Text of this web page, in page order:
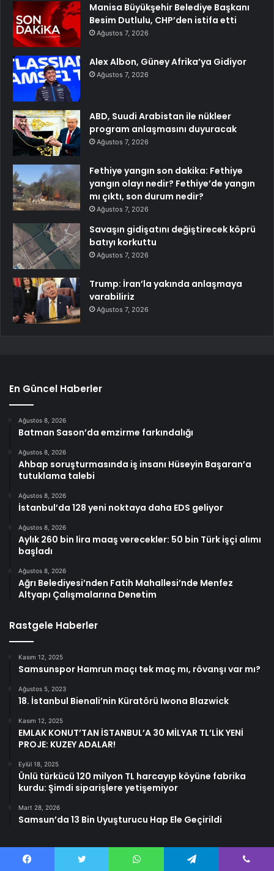
Manisa Büyükşehir Belediye Başkanı
Besim Dutlulu, CHP’den istifa etti
Ağustos 7, 2026
Alex Albon, Güney Afrika’ya Gidiyor
Ağustos 7, 2026
ABD, Suudi Arabistan ile nükleer
program anlaşmasını duyuracak
Ağustos 7, 2026
Fethiye yangın son dakika: Fethiye
yangın olayı nedir? Fethiye’de yangın
mı çıktı, son durum nedir?
Ağustos 7, 2026
Savaşın gidişatını değiştirecek köprü
batıyı korkuttu
Ağustos 7, 2026
Trump: İran’la yakında anlaşmaya
varabiliriz
Ağustos 7, 2026
En Güncel Haberler
Ağustos 8, 2026
Batman Sason’da emzirme farkındalığı
Ağustos 8, 2026
Ahbap soruşturmasında iş insanı Hüseyin Başaran’a
tutuklama talebi
Ağustos 8, 2026
İstanbul’da 128 yeni noktaya daha EDS geliyor
Ağustos 8, 2026
Aylık 260 bin lira maaş verecekler: 50 bin Türk işçi alımı
başladı
Ağustos 8, 2026
Ağrı Belediyesi’nden Fatih Mahallesi’nde Menfez
Altyapı Çalışmalarına Denetim
Rastgele Haberler
Kasım 12, 2025
Samsunspor Hamrun maçı tek maç mı, rövanşı var mı?
Ağustos 5, 2023
18. İstanbul Bienali’nin Küratörü Iwona Blazwick
Kasım 12, 2025
EMLAK KONUT’TAN İSTANBUL’A 30 MİLYAR TL’LİK YENİ
PROJE: KUZEY ADALAR!
Eylül 18, 2025
Ünlü türkücü 120 milyon TL harcayıp köyüne fabrika
kurdu: Şimdi siparişlere yetişemiyor
Mart 28, 2026
Samsun’da 13 Bin Uyuşturucu Hap Ele Geçirildi